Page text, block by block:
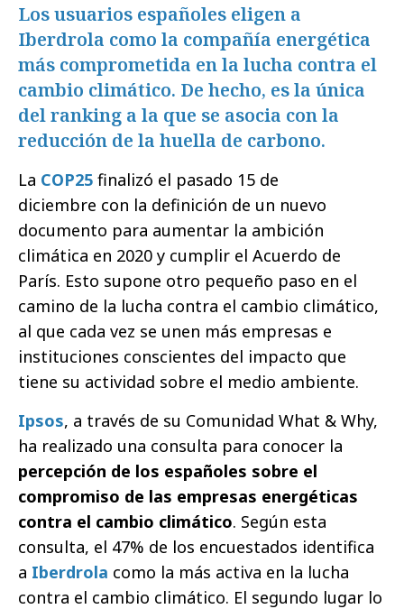
Los usuarios españoles eligen a
Iberdrola como la compañía energética
más comprometida en la lucha contra el
cambio climático. De hecho, es la única
del ranking a la que se asocia con la
reducción de la huella de carbono.
La COP25 finalizó el pasado 15 de
diciembre con la definición de un nuevo
documento para aumentar la ambición
climática en 2020 y cumplir el Acuerdo de
París. Esto supone otro pequeño paso en el
camino de la lucha contra el cambio climático,
al que cada vez se unen más empresas e
instituciones conscientes del impacto que
tiene su actividad sobre el medio ambiente.
Ipsos, a través de su Comunidad What & Why,
ha realizado una consulta para conocer la
percepción de los españoles sobre el
compromiso de las empresas energéticas
contra el cambio climático. Según esta
consulta, el 47% de los encuestados identifica
a Iberdrola como la más activa en la lucha
contra el cambio climático. El segundo lugar lo